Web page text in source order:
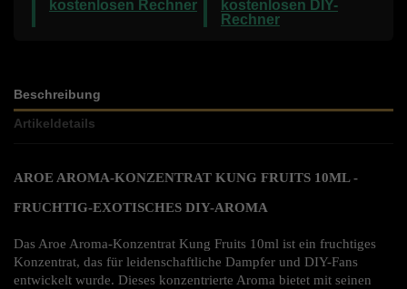
kostenlosen Rechner
kostenlosen DIY-
Rechner
Beschreibung
Artikeldetails
AROE AROMA-KONZENTRAT KUNG FRUITS 10ML -
FRUCHTIG-EXOTISCHES DIY-AROMA
Das Aroe Aroma-Konzentrat Kung Fruits 10ml ist ein fruchtiges
Konzentrat, das für leidenschaftliche Dampfer und DIY-Fans
entwickelt wurde. Dieses konzentrierte Aroma bietet mit seinen